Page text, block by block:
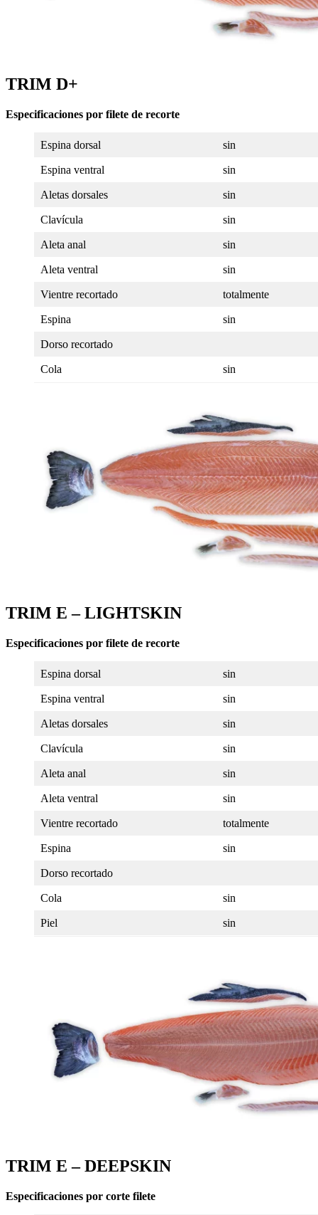
TRIM D+
Especificaciones por filete de recorte
Espina dorsal sin
Espina ventral sin
Aletas dorsales sin
Clavícula sin
Aleta anal sin
Aleta ventral sin
Vientre recortado totalmente
Espina sin
Dorso recortado
Cola sin
TRIM E – LIGHTSKIN
Especificaciones por filete de recorte
Espina dorsal sin
Espina ventral sin
Aletas dorsales sin
Clavícula sin
Aleta anal sin
Aleta ventral sin
Vientre recortado totalmente
Espina sin
Dorso recortado
Cola sin
Piel sin
TRIM E – DEEPSKIN
Especificaciones por corte filete